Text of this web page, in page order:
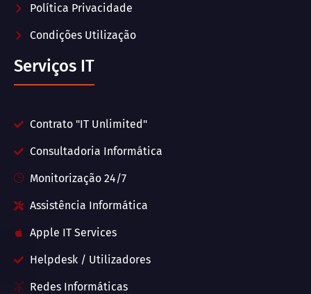
Política Privacidade
Condições Utilização
Serviços IT
Contrato "IT Unlimited"
Consultadoria Informática
Monitorização 24/7
Assistência Informática
Apple IT Services
Helpdesk / Utilizadores
Redes Informáticas